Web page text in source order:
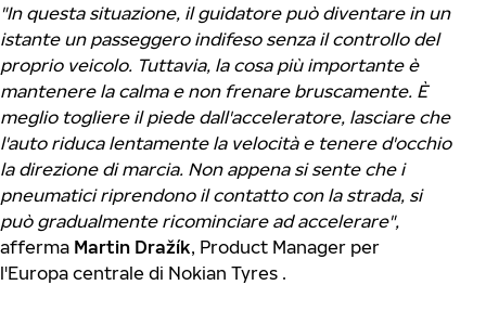
"In questa situazione, il guidatore può diventare in un
istante un passeggero indifeso senza il controllo del
proprio veicolo. Tuttavia, la cosa più importante è
mantenere la calma e non frenare bruscamente. È
meglio togliere il piede dall'acceleratore, lasciare che
l'auto riduca lentamente la velocità e tenere d'occhio
la direzione di marcia. Non appena si sente che i
pneumatici riprendono il contatto con la strada, si
può gradualmente ricominciare ad accelerare",
afferma Martin Dražík, Product Manager per
l'Europa centrale di Nokian Tyres .